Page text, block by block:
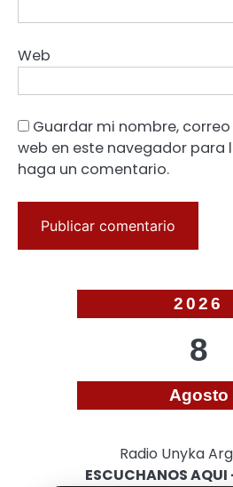
Web
Guardar mi nombre,
web en este navegador para
haga un comentario.
2026
8
Agosto
Radio Unyka
ESCUCHANOS AQUI